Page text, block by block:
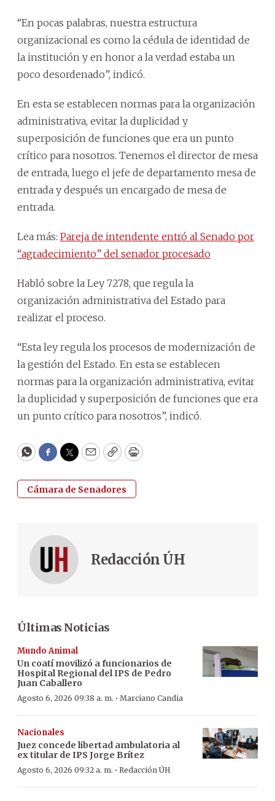
“En pocas palabras, nuestra estructura
organizacional es como la cédula de identidad de
la institución y en honor a la verdad estaba un
poco desordenado”, indicó.
En esta se establecen normas para la organización
administrativa, evitar la duplicidad y
superposición de funciones que era un punto
crítico para nosotros. Tenemos el director de mesa
de entrada, luego el jefe de departamento mesa de
entrada y después un encargado de mesa de
entrada.
Lea más: Pareja de intendente entró al Senado por
“agradecimiento” del senador procesado
Habló sobre la Ley 7278, que regula la
organización administrativa del Estado para
realizar el proceso.
“Esta ley regula los procesos de modernización de
la gestión del Estado. En esta se establecen
normas para la organización administrativa, evitar
la duplicidad y superposición de funciones que era
un punto crítico para nosotros”, indicó.
WhatsApp
Facebook
Twitter
EmailCopyPrint
Cámara de Senadores
Redacción ÚH
Últimas Noticias
Mundo Animal
Un coatí movilizó a funcionarios de
Hospital Regional del IPS de Pedro
Juan Caballero
Agosto 6, 2026 09:38 a. m. · Marciano Candia
Nacionales
Juez concede libertad ambulatoria al
ex titular de IPS Jorge Brítez
Agosto 6, 2026 09:32 a. m. · Redacción ÚH